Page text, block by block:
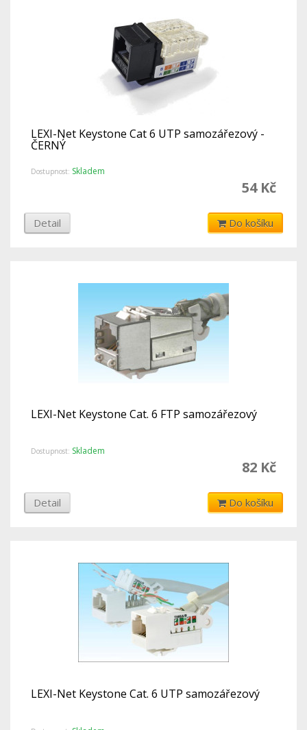
LEXI-Net Keystone Cat 6 UTP samozářezový -
ČERNÝ
Dostupnost: Skladem
54 Kč
Detail Do košíku
LEXI-Net Keystone Cat. 6 FTP samozářezový
Dostupnost: Skladem
82 Kč
Detail Do košíku
LEXI-Net Keystone Cat. 6 UTP samozářezový